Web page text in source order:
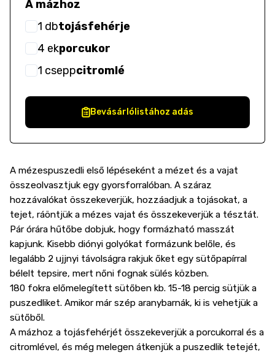
A mázhoz
1 dbtojásfehérje
4 ekporcukor
1 cseppcitromlé
Bevásárlólistához adás
A mézespuszedli első lépéseként a mézet és a vajat
összeolvasztjuk egy gyorsforralóban. A száraz
hozzávalókat összekeverjük, hozzáadjuk a tojásokat, a
tejet, ráöntjük a mézes vajat és összekeverjük a tésztát.
Pár órára hűtőbe dobjuk, hogy formázható masszát
kapjunk. Kisebb diónyi golyókat formázunk belőle, és
legalább 2 ujjnyi távolságra rakjuk őket egy sütőpapírral
bélelt tepsire, mert nőni fognak sülés közben.
180 fokra előmelegített sütőben kb. 15-18 percig sütjük a
puszedliket. Amikor már szép aranybarnák, ki is vehetjük a
sütőből.
A mázhoz a tojásfehérjét összekeverjük a porcukorral és a
citromlével, és még melegen átkenjük a puszedlik tetejét,